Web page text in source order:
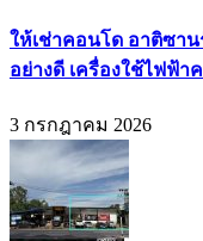
ให้เช่าคอนโด อาติซาน
อย่างดี เครื่องใช้ไฟฟ้า
3 กรกฎาคม 2026